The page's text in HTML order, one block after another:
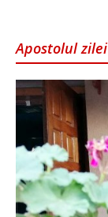
Apostolul zilei